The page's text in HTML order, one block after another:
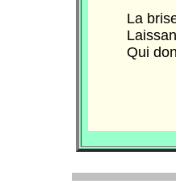
La brise
Laissant
Qui